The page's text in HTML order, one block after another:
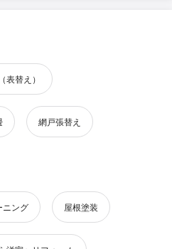
表替え）
網戸張替え
ニング 屋根塗装